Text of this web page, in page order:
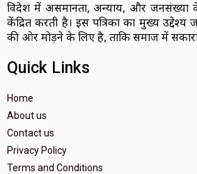
विदेश में असमानता, अन्याय, और जनसंख्या के
केंद्रित करती है। इस पत्रिका का मुख्य
की ओर मोड़ने के लिए है, ताकि समाज में
Quick Links
Home
About us
Contact us
Privacy Policy
Terms and Conditions